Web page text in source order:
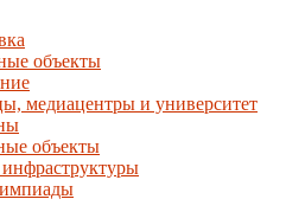
объекты
медиацентры и университет
объекты